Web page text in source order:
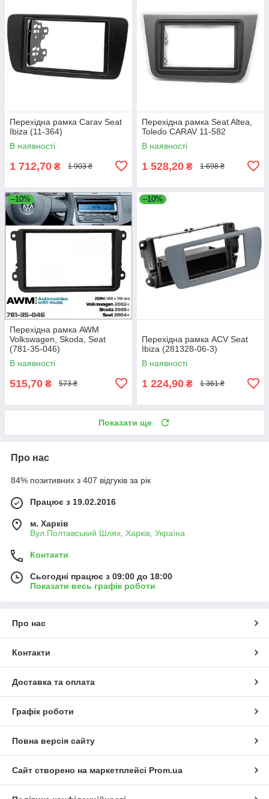
Перехідна рамка Carav Seat
Ibiza (11-364)
В наявності
1 712,70 ₴ 1 903 ₴
Перехідна рамка Seat Altea,
Toledo CARAV 11-582
В наявності
1 528,20 ₴ 1 698 ₴
–10%
Перехідна рамка AWM
Volkswagen, Skoda, Seat
(781-35-046)
В наявності
515,70 ₴ 573 ₴
–10%
Перехідна рамка ACV Seat
Ibiza (281328-06-3)
В наявності
1 224,90 ₴ 1 361 ₴
Показати ще
Про нас
84% позитивних з 407 відгуків за рік
Працює з 19.02.2016
м. Харків
Вул.Полтавський Шлях, Харків, Україна
Контакти
Сьогодні працює з 09:00 до 18:00
Показати весь графік роботи
Про нас
Контакти
Доставка та оплата
Графік роботи
Повна версія сайту
Сайт створено на маркетплейсі Prom.ua